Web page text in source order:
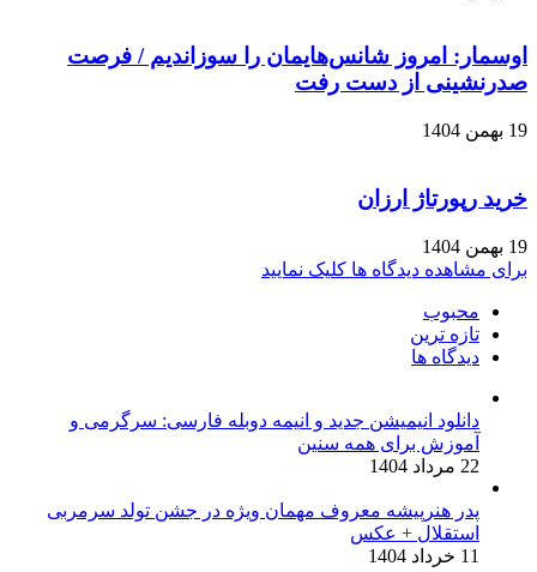
اوسمار: امروز شانس‌هایمان را سوزاندیم / فرصت
صدرنشینی از دست رفت
19 بهمن 1404
خرید رپورتاژ ارزان
19 بهمن 1404
برای مشاهده دیدگاه ها کلیک نمایید
محبوب
تازه ترین
دیدگاه ها
دانلود انیمیشن جدید و انیمه دوبله فارسی: سرگرمی و
آموزش برای همه سنین
22 مرداد 1404
پدر هنرپیشه معروف مهمان ویژه در جشن تولد سرمربی
استقلال + عکس
11 خرداد 1404